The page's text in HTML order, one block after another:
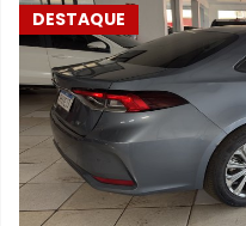
DESTAQUE